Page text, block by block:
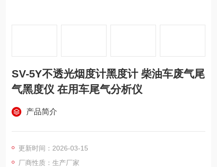
SV-5Y不透光烟度计黑度计 柴油车废气尾
气黑度仪 在用车尾气分析仪
产品简介
更新时间：2026-03-15
厂商性质：生产厂家